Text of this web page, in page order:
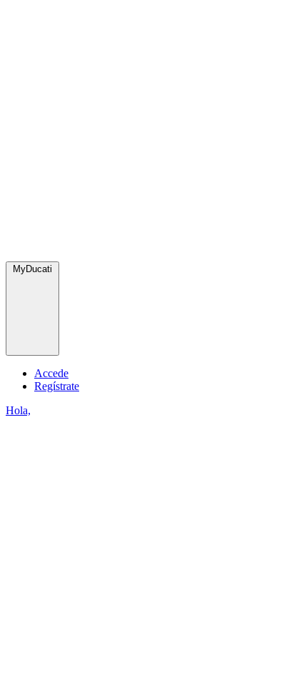
MyDucati
Accede
Regístrate
Hola,